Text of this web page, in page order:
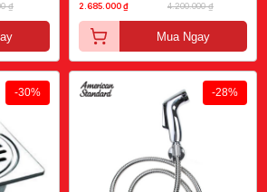
₫ 2.685.000 ₫ 4.200.000 ₫
Mua Ngay
-30% -28%